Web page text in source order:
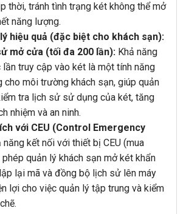
thời, tránh tình trạng két không thể mở
năng lượng.
hiệu quả (đặc biệt cho khách sạn):
mở cửa (tối đa 200 lần):Khả năng
truy cập vào két là một tính năng
cho môi trường khách sạn, giúp quản
tra lịch sử sử dụng của két, tăng
nhiệm và an ninh.
với CEU (Control Emergency
kết nối với thiết bị CEU (mua
quản lý khách sạn mở két khẩn
lại mã và đồng bộ lịch sử lên máy
lợi cho việc quản lý tập trung và kiểm